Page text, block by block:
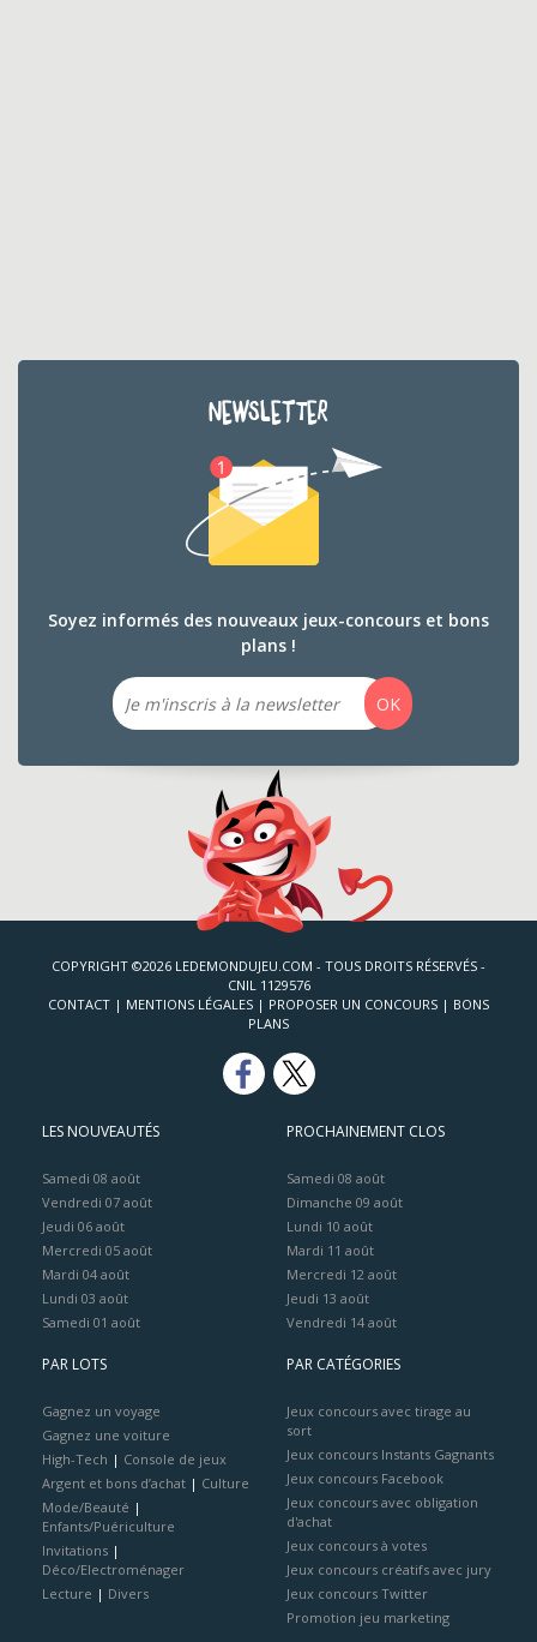
NEWSLETTER
Soyez informés des nouveaux jeux-concours et bons
plans !
Email
OK
COPYRIGHT ©2026 LEDEMONDUJEU.COM - TOUS DROITS RÉSERVÉS -
CNIL 1129576
CONTACT | MENTIONS LÉGALES | PROPOSER UN CONCOURS | BONS
PLANS
LES NOUVEAUTÉS
Samedi 08 août
Vendredi 07 août
Jeudi 06 août
Mercredi 05 août
Mardi 04 août
Lundi 03 août
Samedi 01 août
PROCHAINEMENT CLOS
Samedi 08 août
Dimanche 09 août
Lundi 10 août
Mardi 11 août
Mercredi 12 août
Jeudi 13 août
Vendredi 14 août
PAR LOTS
Gagnez un voyage
Gagnez une voiture
High-Tech | Console de jeux
Argent et bons d’achat | Culture
Mode/Beauté |
Enfants/Puériculture
Invitations |
Déco/Electroménager
Lecture | Divers
PAR CATÉGORIES
Jeux concours avec tirage au
sort
Jeux concours Instants Gagnants
Jeux concours Facebook
Jeux concours avec obligation
d'achat
Jeux concours à votes
Jeux concours créatifs avec jury
Jeux concours Twitter
Promotion jeu marketing